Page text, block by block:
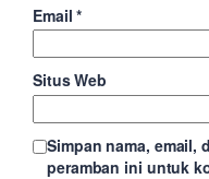
Email*
Situs Web
Simpan nama, email,
peramban ini untuk